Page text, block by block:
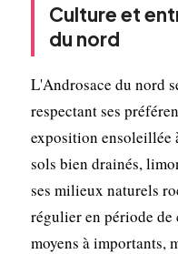
Culture et
du nord
L'Androsace du nord
respectant ses
exposition ensoleillée
sols bien drainés,
ses milieux naturels
régulier en période de
moyens à importants,